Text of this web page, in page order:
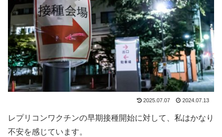
2025.07.07 2024.07.13
レプリコンワクチンの早期接種開始に対して、私はかなり
不安を感じています。